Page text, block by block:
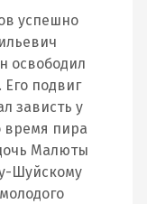
успешно
освободил
подвиг
зависть у
время пира
Малюты
Шуйскому